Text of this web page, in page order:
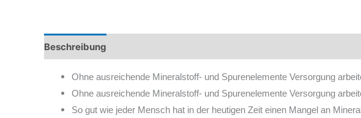
Beschreibung
Ohne ausreichende Mineralstoff- und Spurenelemente Versorgung
Ohne ausreichende Mineralstoff- und Spurenelemente Versorgung
So gut wie jeder Mensch hat in der heutigen Zeit einen Mangel an